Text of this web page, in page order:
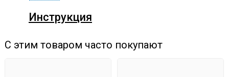
Вам не нужно вручную закрывать клапан после
Инструкция
С этим товаром часто покупают